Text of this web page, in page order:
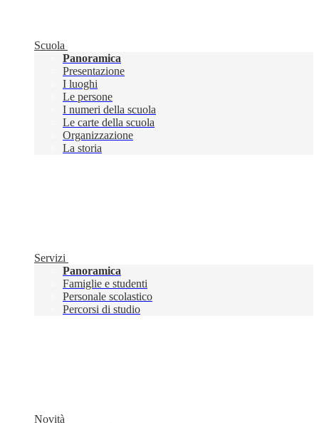
Scuola
Panoramica
Presentazione
I luoghi
Le persone
I numeri della scuola
Le carte della scuola
Organizzazione
La storia
Servizi
Panoramica
Famiglie e studenti
Personale scolastico
Percorsi di studio
Novità